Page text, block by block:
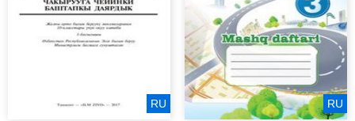
RU RU